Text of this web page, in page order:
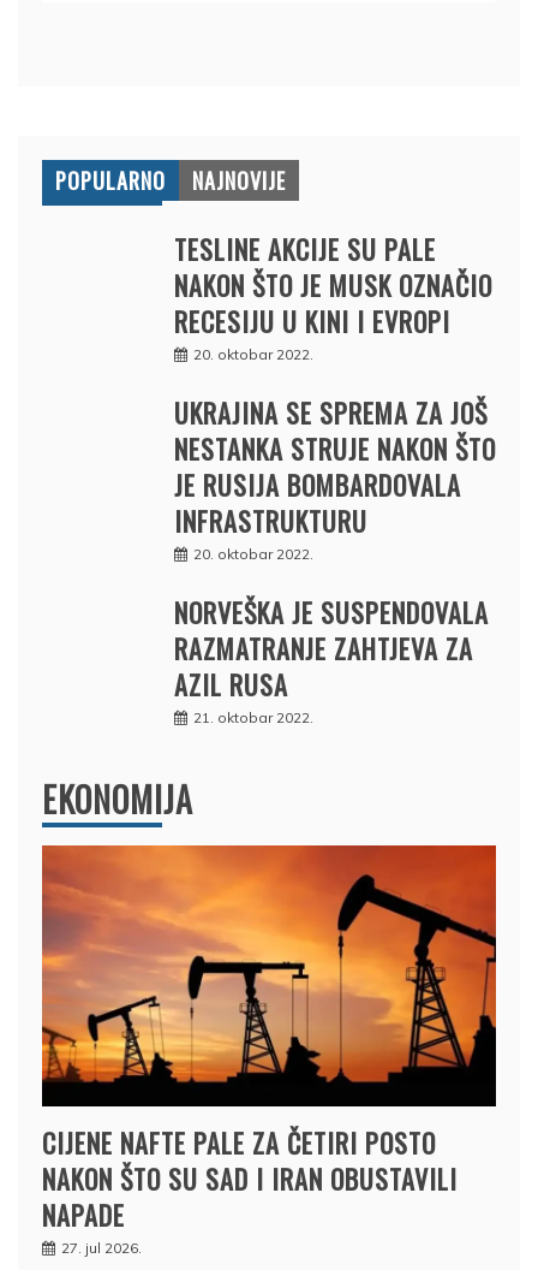
POPULARNO NAJNOVIJE
TESLINE AKCIJE SU PALE
NAKON ŠTO JE MUSK OZNAČIO
RECESIJU U KINI I EVROPI
20. oktobar 2022.
UKRAJINA SE SPREMA ZA JOŠ
NESTANKA STRUJE NAKON ŠTO
JE RUSIJA BOMBARDOVALA
INFRASTRUKTURU
20. oktobar 2022.
NORVEŠKA JE SUSPENDOVALA
RAZMATRANJE ZAHTJEVA ZA
AZIL RUSA
21. oktobar 2022.
EKONOMIJA
CIJENE NAFTE PALE ZA ČETIRI POSTO
NAKON ŠTO SU SAD I IRAN OBUSTAVILI
NAPADE
27. jul 2026.